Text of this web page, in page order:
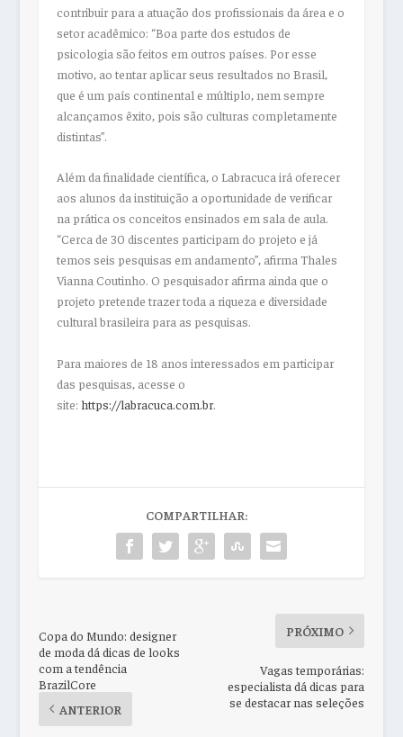
contribuir para a atuação dos profissionais da área e o
setor acadêmico: “Boa parte dos estudos de
psicologia são feitos em outros países. Por esse
motivo, ao tentar aplicar seus resultados no Brasil,
que é um país continental e múltiplo, nem sempre
alcançamos êxito, pois são culturas completamente
distintas”.
Além da finalidade científica, o Labracuca irá oferecer
aos alunos da instituição a oportunidade de verificar
na prática os conceitos ensinados em sala de aula.
“Cerca de 30 discentes participam do projeto e já
temos seis pesquisas em andamento”, afirma Thales
Vianna Coutinho. O pesquisador afirma ainda que o
projeto pretende trazer toda a riqueza e diversidade
cultural brasileira para as pesquisas.
Para maiores de 18 anos interessados em participar
das pesquisas, acesse o
site: https://labracuca.com.br.
COMPARTILHAR:
Copa do Mundo: designer
de moda dá dicas de looks
com a tendência
BrazilCore
ANTERIOR
PRÓXIMO
Vagas temporárias:
especialista dá dicas para
se destacar nas seleções